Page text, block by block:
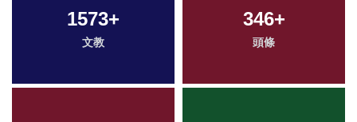
1573+
文教
346+
頭條